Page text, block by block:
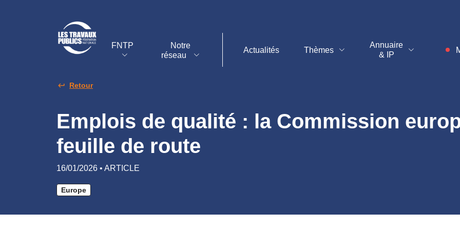
FNTP
Notre
réseau
Actualités Thèmes
Annuaire
& IP
Retour
Emplois de qualité : la Commission
feuille de route
16/01/2026 • ARTICLE
Europe